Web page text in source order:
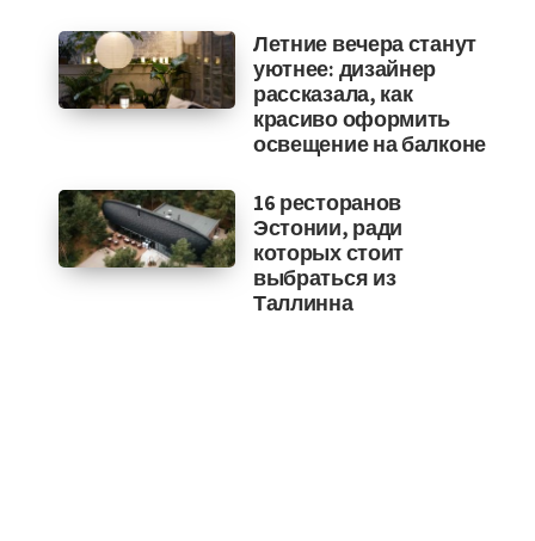
Летние вечера станут
уютнее: дизайнер
рассказала, как
красиво оформить
освещение на балконе
16 ресторанов
Эстонии, ради
которых стоит
выбраться из
Таллинна